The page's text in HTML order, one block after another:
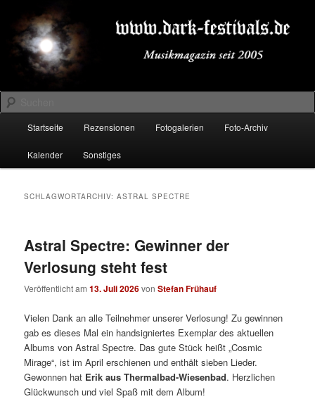
primären
Inhalt
springen
sekundären
Inhalt
springenDARK-FESTIVALS.DE
Suchen
Startseite Rezensionen Fotogalerien Foto-Archiv
Kalender Sonstiges
SCHLAGWORTARCHIV:ASTRAL SPECTRE
Astral Spectre: Gewinner der
Verlosung steht fest
Veröffentlicht am13. Juli 2026vonStefan Frühauf
Vielen Dank an alle Teilnehmer unserer Verlosung! Zu gewinnen
gab es dieses Mal ein handsigniertes Exemplar des aktuellen
Albums von Astral Spectre. Das gute Stück heißt „Cosmic
Mirage“, ist im April erschienen und enthält sieben Lieder.
Gewonnen hat Erik aus Thermalbad-Wiesenbad. Herzlichen
Glückwunsch und viel Spaß mit dem Album!